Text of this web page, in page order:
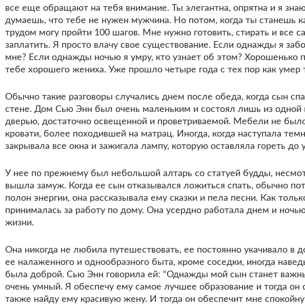
все еще обращают на тебя внимание. Ты элегантна, опрятна и я
думаешь, что тебе не нужен мужчина. Но потом, когда ты станешь
трудом могу пройти 100 шагов. Мне нужно готовить, стирать и все
заплатить. Я просто влачу свое существование. Если однажды я
мне? Если однажды ночью я умру, кто узнает об этом?
тебе хорошего жениха. Уже прошло четыре года с тех пор как
Обычно такие разговоры случались днем после обеда, когда сын
стене. Дом Сью Энн был очень маленьким и состоял лишь из
дверью, достаточно освещенной и проветриваемой. Мебели не
кровати, более походившей на матрац. Иногда, когда наступала
закрывала все окна и зажигала лампу, которую оставляла гореть до
У нее по прежнему был небольшой алтарь со статуей будды,
вышла замуж. Когда ее сын отказывался ложиться спать, обычно
полон энергии, она рассказывала ему сказки и пела песни. Как
принималась за работу по дому. Она усердно работала днем и
жизни.
Она никогда не любила путешествовать, ее постоянно укачивало
ее налаженного и однообразного быта, кроме соседки, иногда
была доброй. Сью Энн говорила ей: “Однажды мой сын станет
очень умный. Я обеспечу ему самое лучшее образование и тогда
также найду ему красивую жену. И тогда он обеспечит мне